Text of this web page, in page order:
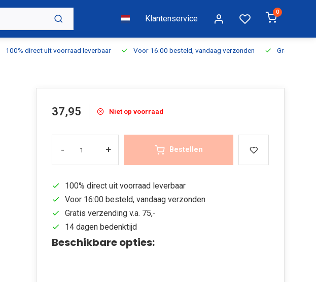
Klantenservice
0
100% direct uit voorraad leverbaar Voor 16:00 besteld, vandaag verzonden Gratis
37,95 Niet op voorraad
- + Bestellen
100% direct uit voorraad leverbaar
Voor 16:00 besteld, vandaag verzonden
Gratis verzending v.a. 75,-
14 dagen bedenktijd
Beschikbare opties: